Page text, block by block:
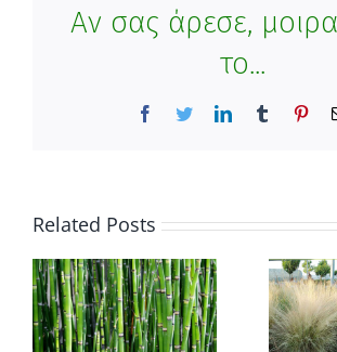
Αν σας άρεσε,
το...
Facebook
TwitterLinkedInTumblr
Related Posts